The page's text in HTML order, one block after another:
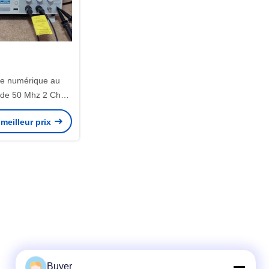
numérique au
50 Mhz 2 Ch
prix
Buyer